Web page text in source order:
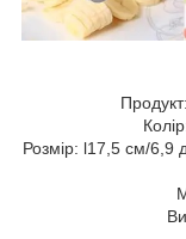
Розмір: l17,5 см/